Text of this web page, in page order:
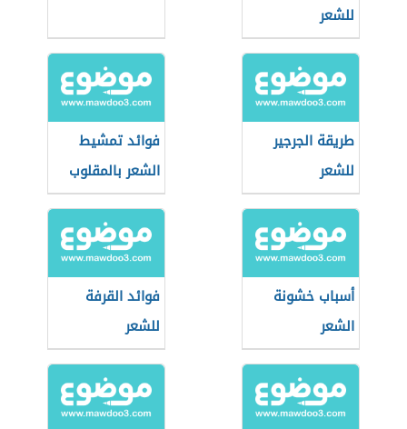
للشعر
طريقة الجرجير
للشعر
فوائد تمشيط
الشعر بالمقلوب
أسباب خشونة
الشعر
فوائد القرفة
للشعر